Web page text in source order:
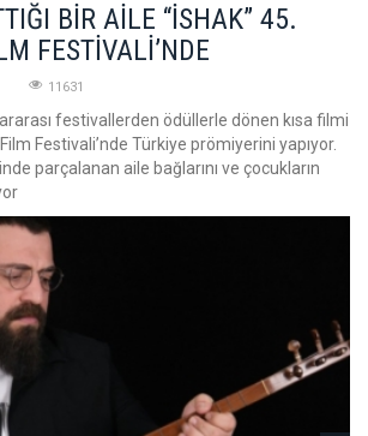
BİR AİLE “İSHAK” 45.
FESTİVALİ’NDE
11631
festivallerden ödüllerle dönen kısa filmi
Festivali’nde Türkiye prömiyerini yapıyor.
parçalanan aile bağlarını ve çocukların